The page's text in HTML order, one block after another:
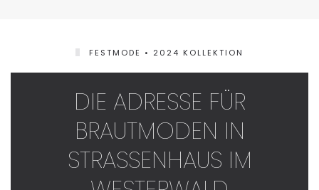
FESTMODE • 2024 KOLLEKTION
DIE ADRESSE FÜR
BRAUTMODEN IN
STRASSENHAUS IM W